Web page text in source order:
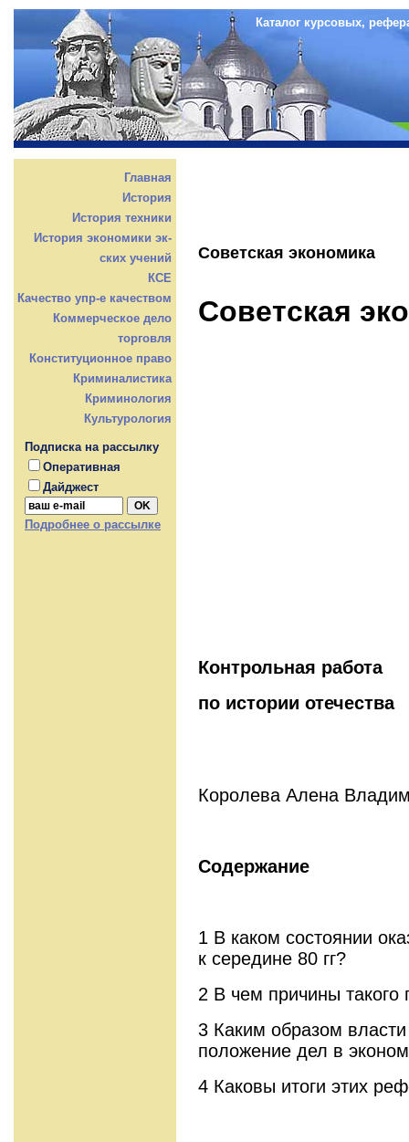
Каталог курсовых,
Главная
История
История техники
История экономики эк-
ских учений
КСЕ
Качество упр-е качеством
Коммерческое дело
торговля
Конституционное право
Криминалистика
Криминология
Культурология
Подписка на рассылку
Оперативная
Дайджест
Подробнее о рассылке
Советская экономика
Советская
Контрольная работа
по истории отечества
Королева Алена
Содержание
1 В каком состоянии
к середине 80 гг?
2 В чем причины такого
3 Каким образом
положение дел в
4 Каковы итоги этих